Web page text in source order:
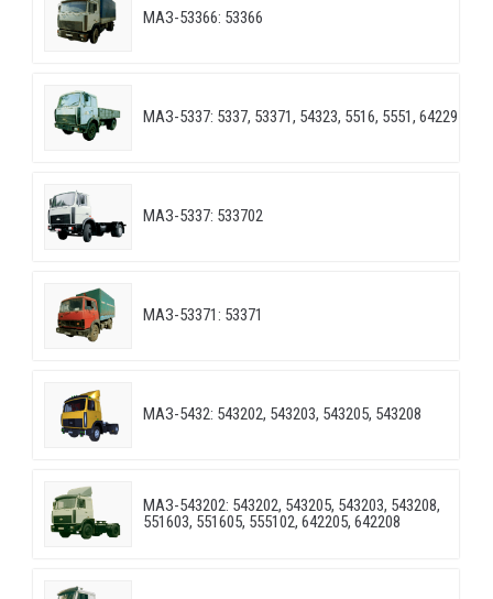
МАЗ-53366: 53366
МАЗ-5337: 5337, 53371, 54323, 5516, 5551, 64229
МАЗ-5337: 533702
МАЗ-53371: 53371
МАЗ-5432: 543202, 543203, 543205, 543208
МАЗ-543202: 543202, 543205, 543203, 543208,
551603, 551605, 555102, 642205, 642208